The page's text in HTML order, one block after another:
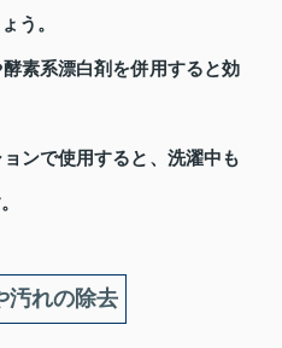
う。
素系漂白剤を併用すると効
ンで使用すると、洗濯中も
汚れの除去